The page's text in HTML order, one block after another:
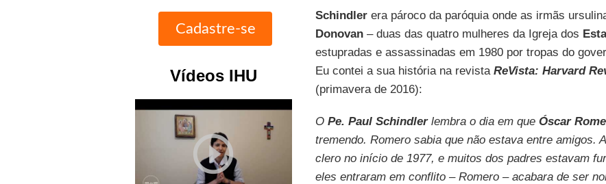
Vídeos IHU
play_circle_outline
Schindlerera pároco da paróquia onde as irmãs
Donovan– duas das quatro mulheres da Igreja dos
estupradas e assassinadas em 1980 por tropas do
Eu contei a sua história na revista ReVista: Harvard
(primavera de 2016):
O Pe. Paul Schindlerlembra o dia em que Óscar
tremendo. Romero sabia que não estava entre amigos.
clero no início de 1977, e muitos dos padres estavam
eles entraram em conflito – Romero – acabara de ser